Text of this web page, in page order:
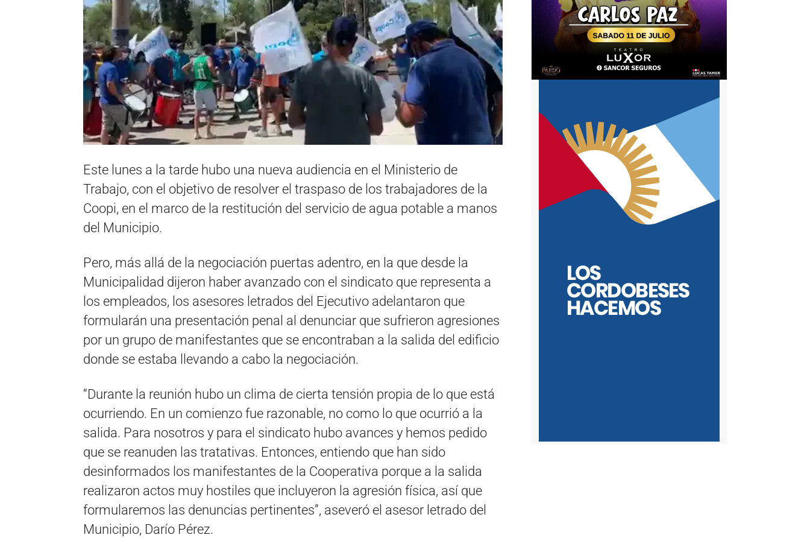
Este lunes a la tarde hubo una nueva audiencia en el Ministerio de
Trabajo, con el objetivo de resolver el traspaso de los trabajadores de la
Coopi, en el marco de la restitución del servicio de agua potable a manos
del Municipio.
Pero, más allá de la negociación puertas adentro, en la que desde la
Municipalidad dijeron haber avanzado con el sindicato que representa a
los empleados, los asesores letrados del Ejecutivo adelantaron que
formularán una presentación penal al denunciar que sufrieron agresiones
por un grupo de manifestantes que se encontraban a la salida del edificio
donde se estaba llevando a cabo la negociación.
“Durante la reunión hubo un clima de cierta tensión propia de lo que está
ocurriendo. En un comienzo fue razonable, no como lo que ocurrió a la
salida. Para nosotros y para el sindicato hubo avances y hemos pedido
que se reanuden las tratativas. Entonces, entiendo que han sido
desinformados los manifestantes de la Cooperativa porque a la salida
realizaron actos muy hostiles que incluyeron la agresión física, así que
formularemos las denuncias pertinentes”, aseveró el asesor letrado del
Municipio, Darío Pérez.